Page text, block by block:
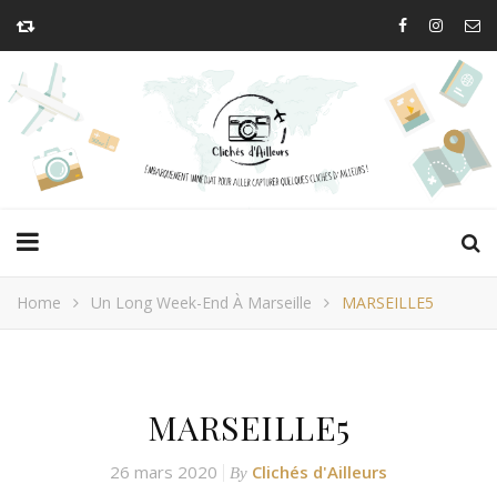
Home Un Long Week-End À Marseille MARSEILLE5
MARSEILLE5
26 mars 2020 By Clichés d'Ailleurs